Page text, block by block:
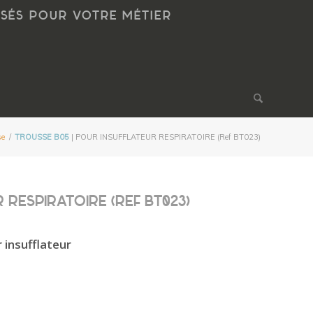
POUR VOTRE MÉTIER
/ TROUSSE B05 | POUR INSUFFLATEUR RESPIRATOIRE (Ref BT023)
RESPIRATOIRE (REF BT023)
insufflateur